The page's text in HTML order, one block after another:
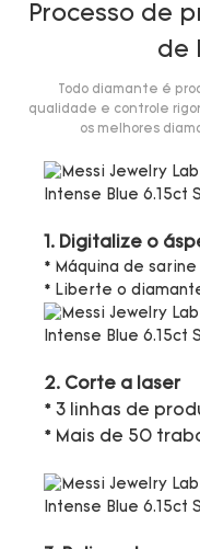
Processo de
de
Todo diamante é
qualidade e controle
os melhores
1. Digitalize o
* Máquina de
* Liberte o
2. Corte a laser
* 3 linhas de
* Mais de 50